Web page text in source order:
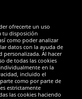
ofrecerte un uso
tu disposición
como poder analizar
datos con la ayuda de
personalizada. Al hacer
de todas las cookies
en la
incluido el
como por parte de
estrictamente
las cookies haciendo